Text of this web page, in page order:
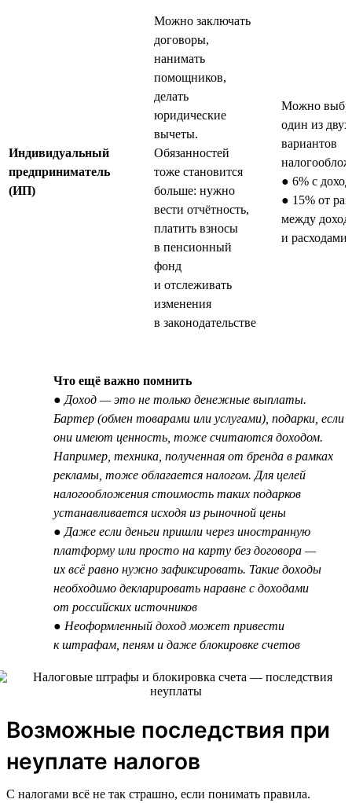
Индивидуальный
предприниматель
(ИП)
Можно заключать
договоры,
нанимать
помощников,
делать
юридические
вычеты.
Обязанностей
тоже становится
больше: нужно
вести отчётность,
платить взносы
в пенсионный
фонд
и отслеживать
изменения
в законодательстве
Можно
один из двух
вариантов
● 6% с
● 15% от
между
и расходами
Что ещё важно помнить
● Доход — это не только денежные выплаты.
Бартер (обмен товарами или услугами), подарки, если
они имеют ценность, тоже считаются доходом.
Например, техника, полученная от бренда в рамках
рекламы, тоже облагается налогом. Для целей
налогообложения стоимость таких подарков
устанавливается исходя из рыночной цены
● Даже если деньги пришли через иностранную
платформу или просто на карту без договора —
их всё равно нужно зафиксировать. Такие доходы
необходимо декларировать наравне с доходами
от российских источников
● Неоформленный доход может привести
к штрафам, пеням и даже блокировке счетов
Возможные последствия при
неуплате налогов
С налогами всё не так страшно, если понимать правила.